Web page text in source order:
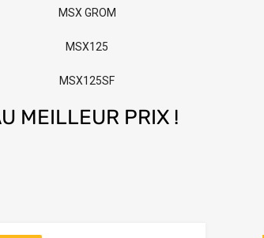
MSX GROM
MSX125
MSX125SF
MEILLEUR PRIX !